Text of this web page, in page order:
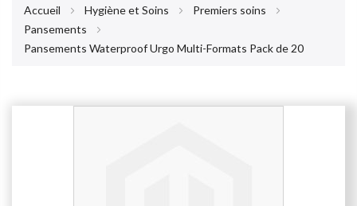
Accueil Hygiène et Soins
Premiers soins
Pansements
Pansements Waterproof Urgo Multi-Formats Pack de 20